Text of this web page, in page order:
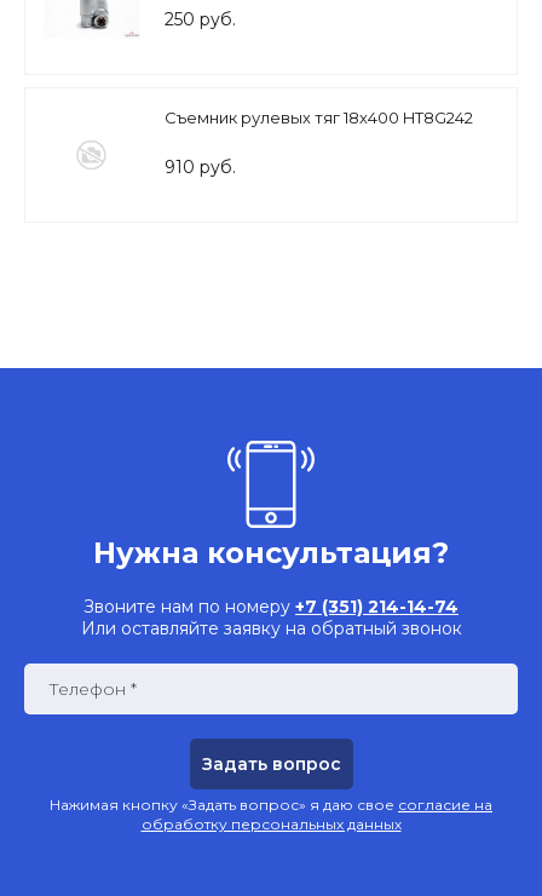
250 руб.
Съемник рулевых тяг 18х400 HT8G242
910 руб.
Нужна консультация?
Звоните нам по номеру +7 (351) 214-14-74
Или оставляйте заявку на обратный звонок
Телефон *
Нажимая кнопку «Задать вопрос» я даю свое согласие на
обработку персональных данных